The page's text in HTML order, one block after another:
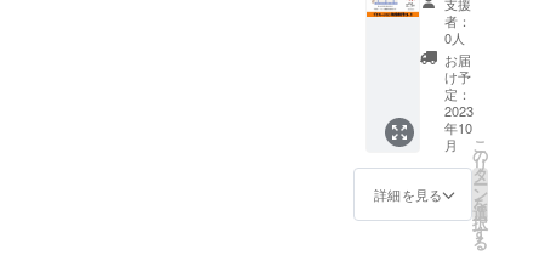
演者
（未
定）と
監督が
お待ち
してお
りま
す。 撮
影時に
出演者
映会を
しま
す。出
演者と
一緒に
観て、
直接感
想を
言っ
ちゃい
ましょ
う！
備考欄
にホー
ムペー
ジ、パ
ンフ
レット
に掲載
するお
名前
（本名
以外
可）を
ます。
・監督
からあ
なたへ
お礼
メッ
セージ
カー
ド １
枚 【重
要！】
備考欄
作 あ
なた
（出演
者はお
任せし
ます
１〜２
名程
度）を
主演に
したイ
メージ
者：
0人
お届
け予
定：
2023
年10
月
詳細を見る
こ
の
リ
タ
ー
ン
を
選
択
す
る